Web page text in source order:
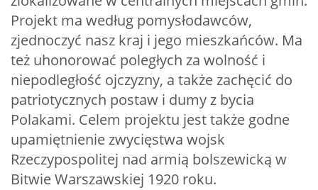
Projekt ma według pomysłodawców,
zjednoczyć nasz kraj i jego mieszkańców. Ma
też uhonorować poległych za wolność i
niepodległość ojczyzny, a także zachęcić do
patriotycznych postaw i dumy z bycia
Polakami. Celem projektu jest także godne
upamiętnienie zwycięstwa wojsk
Rzeczypospolitej nad armią bolszewicką w
Bitwie Warszawskiej 1920 roku.